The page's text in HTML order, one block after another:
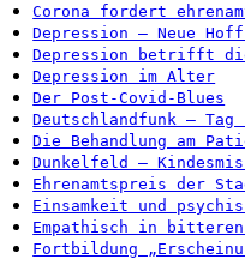
Corona fordert
Depression – Neue
Depression betrifft
Depression im Alter
Der Post-Covid-Blues
Deutschlandfunk – Tag
Die Behandlung am
Dunkelfeld –
Ehrenamtspreis der
Einsamkeit und
Empathisch in bitteren
Fortbildung